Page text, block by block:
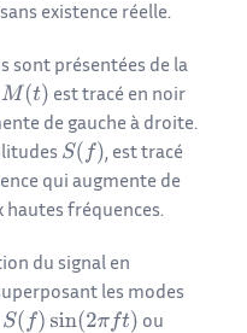
existence réelle.
sont présentées de la
est tracé en noir
de gauche à droite.
, est tracé
qui augmente de
hautes fréquences.
du signal en
les modes
ou